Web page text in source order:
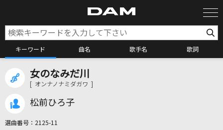
キーワード 曲名 歌手名 歌詞
女のなみだ川
[ オンナノナミダガワ ]
松前ひろ子
選曲番号： 2125-11